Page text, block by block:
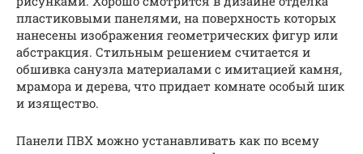
пластиковыми панелями, на поверхность которых
нанесены изображения геометрических фигур или
абстракция. Стильным решением считается и
обшивка санузла материалами с имитацией камня,
мрамора и дерева, что придает комнате особый шик
и изящество.
Панели ПВХ можно устанавливать как по всему